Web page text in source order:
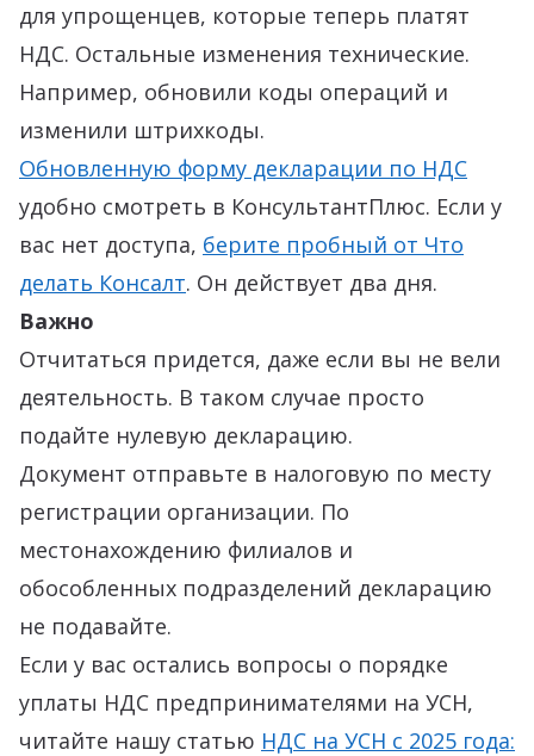
для упрощенцев, которые теперь платят
НДС. Остальные изменения технические.
Например, обновили коды операций и
изменили штрихкоды.
Обновленную форму декларации по НДС
удобно смотреть в КонсультантПлюс. Если у
вас нет доступа, берите пробный от Что
делать Консалт. Он действует два дня.
Важно
Отчитаться придется, даже если вы не вели
деятельность. В таком случае просто
подайте нулевую декларацию.
Документ отправьте в налоговую по месту
регистрации организации. По
местонахождению филиалов и
обособленных подразделений декларацию
не подавайте.
Если у вас остались вопросы о порядке
уплаты НДС предпринимателями на УСН,
читайте нашу статью НДС на УСН с 2025 года: